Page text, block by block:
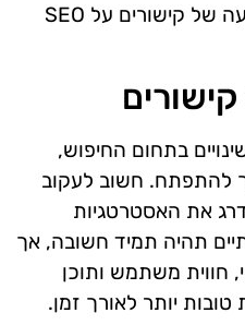
שעשויים להשפיע על ההשפעה של קישורים על SEO
בתחום החיפוש,
להתפתח. חשוב לעקוב
את האסטרטגיות
תהיה תמיד חשובה, אך
חווית משתמש ותוכן
טובות יותר לאורך זמן.